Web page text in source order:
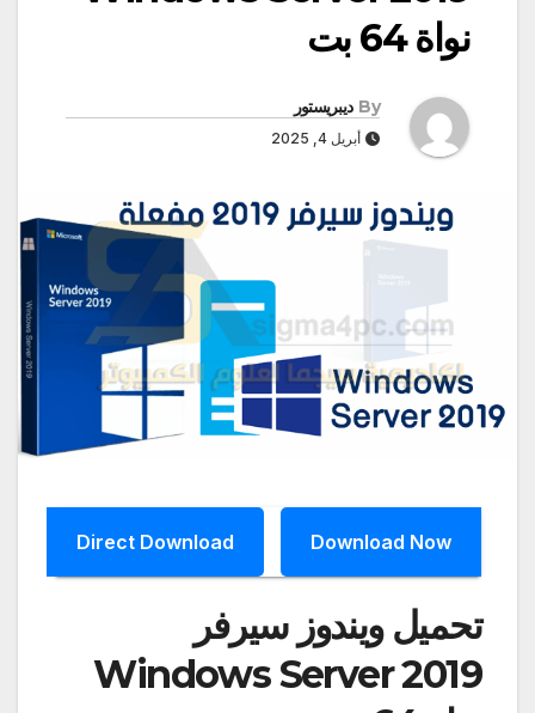
نواة 64 بت
By ديبريستور
أبريل 4, 2025
Download Now
Direct Download
تحميل ويندوز سيرفر
Windows Server 2019